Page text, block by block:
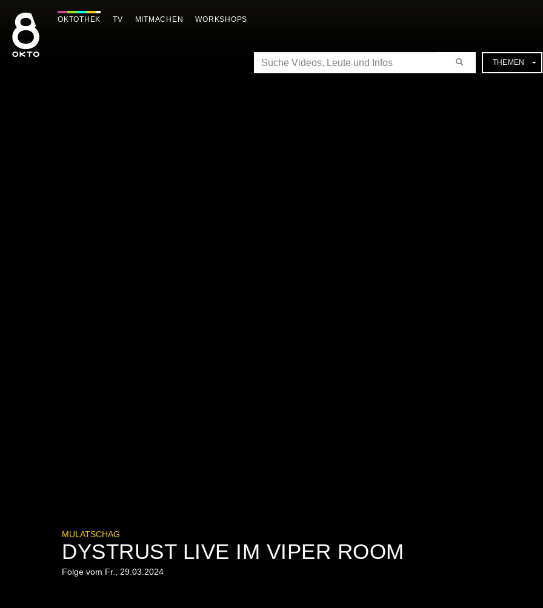
Inhalt
springen
OKTOTHEK TV MITMACHEN WORKSHOPS
SUCHE THEMEN
MULATSCHAG
DYSTRUST LIVE IM VIPER ROOM
Folge vom Fr., 29.03.2024